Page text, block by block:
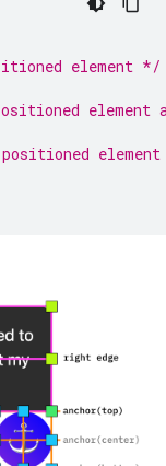
element */
element